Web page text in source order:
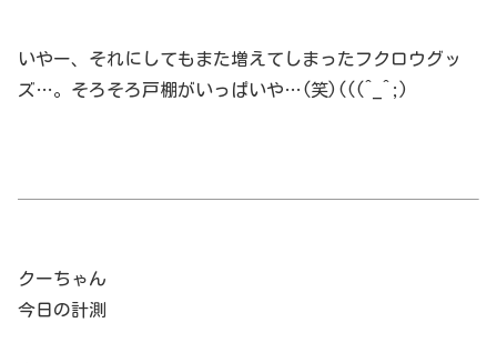
いやー、それにしてもまた増えてしまったフクロウグッ
ズ…。そろそろ戸棚がいっぱいや…(笑)(((^_^;)
クーちゃん
今日の計測